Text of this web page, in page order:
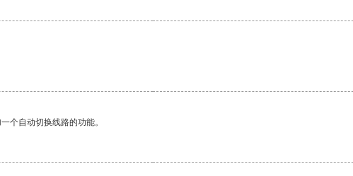
个自动切换线路的功能。